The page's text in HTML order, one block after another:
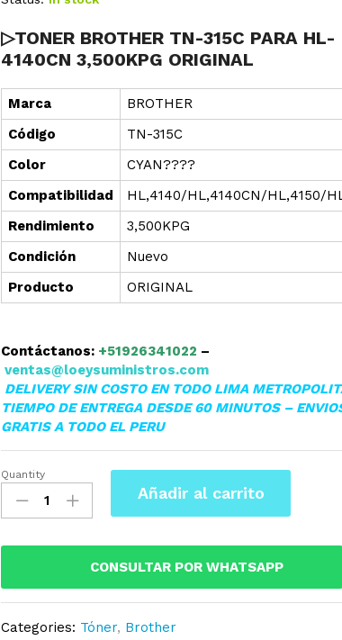
▷TONER BROTHER TN-315C PARA HL-
4140CN 3,500KPG ORIGINAL
Marca
BROTHER
Código
TN-315C
Color
CYAN????
Compatibilidad
HL,4140/HL,4140CN/HL,4150/
Rendimiento
3,500KPG
Condición
Nuevo
Producto
ORIGINAL
Contáctanos: +51926341022 –
ventas@loeysuministros.com
DELIVERY SIN COSTO EN TODO LIMA
TIEMPO DE ENTREGA DESDE 60 MINUTOS –
GRATIS A TODO EL PERU
▷TONER
BROTHER
TN-
315C
HL-
3,500KPG
Quantity
Añadir al carrito
CONSULTAR POR WHATSAPP
Categories: Tóner, Brother